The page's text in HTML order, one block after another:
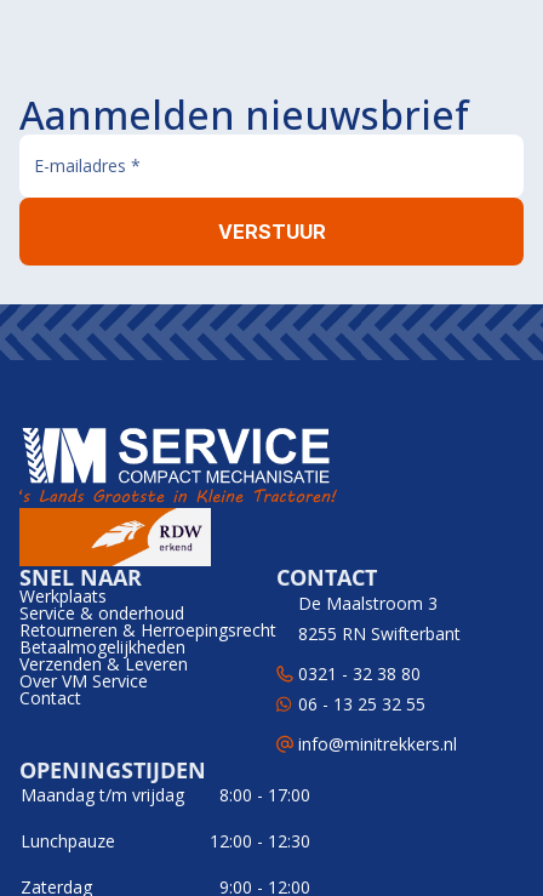
Aanmelden nieuwsbrief
SNEL NAAR
Werkplaats
Service & onderhoud
Retourneren & Herroepingsrecht
Betaalmogelijkheden
Verzenden & Leveren
Over VM Service
Contact
CONTACT
De Maalstroom 3
8255 RN Swifterbant
0321 - 32 38 80
06 - 13 25 32 55
info@minitrekkers.nl
OPENINGSTIJDEN
Maandag t/m vrijdag
8:00 - 17:00
Lunchpauze
12:00 - 12:30
Zaterdag
9:00 - 12:00